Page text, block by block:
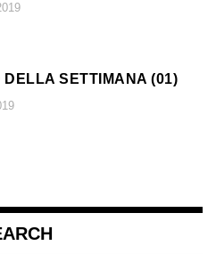
DELLA SETTIMANA (01)